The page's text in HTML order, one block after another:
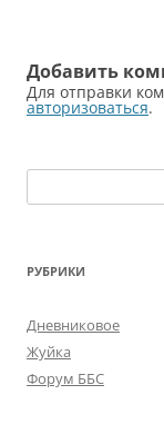
Добавить
Для отправки
авторизоваться.
РУБРИКИ
Дневниковое
Жуйка
Форум ББС